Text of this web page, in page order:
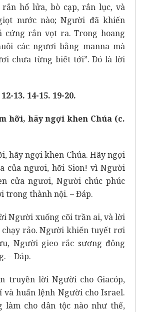
hổ lửa, bò cạp, rắn lục, và
nước nào; Người đã khiến
cứng rắn vọt ra. Trong hoang
các ngươi bằng manna mà
chưa từng biết tới”. Ðó là lời
13. 14-15. 19-20.
hỡi, hãy ngợi khen Chúa (c.
hãy ngợi khen Chúa. Hãy ngợi
của ngươi, hỡi Sion! vì Người
cửa ngươi, Người chúc phúc
trong thành nội. – Ðáp.
Người xuống cõi trần ai, và lời
rảo. Người khiến tuyết rơi
Người gieo rắc sương đông
– Ðáp.
truyền lời Người cho Giacóp,
huấn lệnh Người cho Israel.
làm cho dân tộc nào như thế,